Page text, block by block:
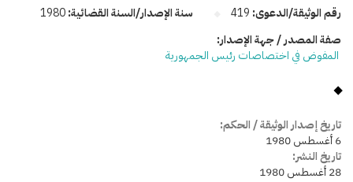
رقم الوثيقة/الدعوى: 419 سنة الإصدار/السنة القضائية:1980
صفة المصدر / جهة الإصدار:
المفوض في اختصاصات رئيس الجمهورية
تاريخ إصدار الوثيقة / الحكم:
6 أغسطس 1980
تاريخ النشر:
28 أغسطس 1980